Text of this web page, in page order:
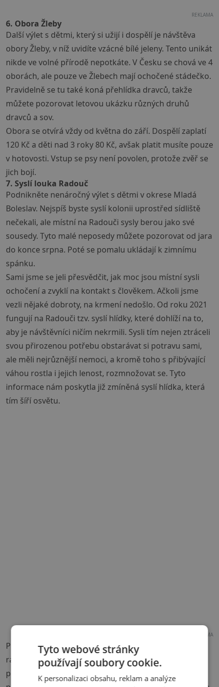
REKLAMA
6. Obora Žleby
Další výlet s dětmi, který si užijí i dospělí je návštěva
obory Žleby, v níž uvidíte vzácné bílé jeleny. Tento unikát
nikde ve volné přírodě nepotkáte. V Česku se chová ve 4
oborách, ale pouze ve Žlebech mají ochočené stádečko.
Pravidelně se tu také koná přehlídka dravců, takže
můžete pozorovat letovou ukázku různých druhů
dravců a sov.
Obora se otvírá vždy od května do září. Dospělí zaplatí
120 Kč a děti nad 3 roky 80 Kč, avšak platit musíte pouze
v hotovosti. Vstup se psy není povolen, protože zvěř se
jich bojí.
7. Syslí louka Radouč
Podnikněte nenáročný výlet s dětmi v okrese Mladá
Boleslav. Nejspíš byste syslí kolonii uprostřed sídliště
nečekali, ale místní na Radouči sysly berou jako své
sousedy. Tyto malé neposedy můžete pozorovat od jara
do konce srpna. Poté se pomalu ukládají k zimnímu
spánku.
Sami jsme se jeli přesvědčit, jak moc jsou místní sysli
ochočení a zvyklí na kontakt s člověkem. Ačkoli jsme
vezli nějaké dobroty, na krmení nedošlo. Od roku 2021
fungují na Radouči tzv. syslí hlídky, které dohlíží na to,
aby je návštěvníci ničím nekrmili. Sysli tím nejen ztráceli
svou přirozenou potřebu obstarávat si potravu sami,
ale měli nejrůznější nemoci, a kromě toho s přibývající
váhou rostla i jejich lenost, rozmnožovat se. Tyto
informace nám poskytla již zmíněná syslí hlídka, která
tím šíří osvětu.
REKLAMA
Počáteční zklamání z nemožnosti krmení ale vystřídala
radost, když jsme zjistili, že si stačí sednout do trávy a
potichu syslíky pozorovat. Jejich zvědavost je silnější, a
Tyto webové stránky
používají soubory cookie.
K personalizaci obsahu, reklam a analýze